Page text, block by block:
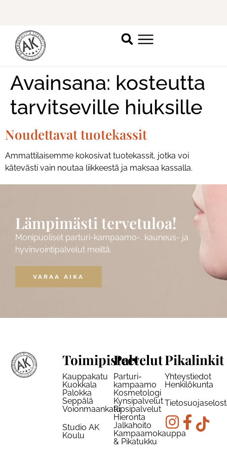
Ilmoittaudu mukaan ripsienpidennyskoulutukseen.
Avainsana: kosteutta
tarvitseville hiuksille
Noudettavat tuotekassit
Ammattilaisemme kokosivat tuotekassit, jotka voi
kätevästi vain noutaa liikkeestä ja maksaa kassalla.
Lämpimästi tervetuloa!
Monipuoliset parturi-kampaamo-, kauneus- ja
hyvinvointipalvelut meiltä.
VARAA AIKA
Toimipisteet
Kauppakatu
Kuokkala
Palokka
Seppälä
Voionmaankatu
Studio AK
Koulu
Palvelut
Parturi-
kampaamo
Kosmetologi
Kynsipalvelut
Ripsipalvelut
Hieronta
Jalkahoito
Kampaamokauppa
& Pikatukku
Pikalinkit
Yhteystiedot
Henkilökunta